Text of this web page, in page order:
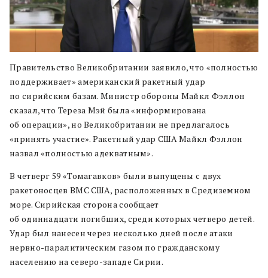
Правительство Великобритании заявило, что «полностью
поддерживает» американский ракетный удар
по сирийским базам. Министр обороны Майкл Фэллон
сказал, что Тереза Мэй была «информирована
об операции», но Великобритании не предлагалось
«принять участие». Ракетный удар США Майкл Фэллон
назвал «полностью адекватным».
В четверг 59 «Томагавков» были выпущены с двух
ракетоносцев ВМС США, расположенных в Средиземном
море. Сирийская сторона сообщает
об одиннадцати погибших, среди которых четверо детей.
Удар был нанесен через несколько дней после атаки
нервно-паралитическим газом по гражданскому
населению на северо-западе Сирии.